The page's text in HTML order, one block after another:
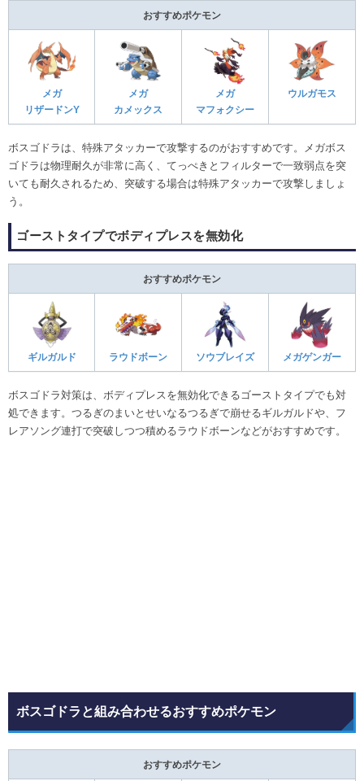
おすすめポケモン
メガ
リザードンY
メガ
カメックス
メガ
マフォクシー
ウルガモス
ボスゴドラは、特殊アタッカーで攻撃するのがおすすめです。メガボス
ゴドラは物理耐久が非常に高く、てっぺきとフィルターで一致弱点を突
いても耐久されるため、突破する場合は特殊アタッカーで攻撃しましょ
う。
ゴーストタイプでボディプレスを無効化
おすすめポケモン
ギルガルド ラウドボーン ソウブレイズ メガゲンガー
ボスゴドラ対策は、ボディプレスを無効化できるゴーストタイプでも対
処できます。つるぎのまいとせいなるつるぎで崩せるギルガルドや、フ
レアソング連打で突破しつつ積めるラウドボーンなどがおすすめです。
ボスゴドラと組み合わせるおすすめポケモン
おすすめポケモン